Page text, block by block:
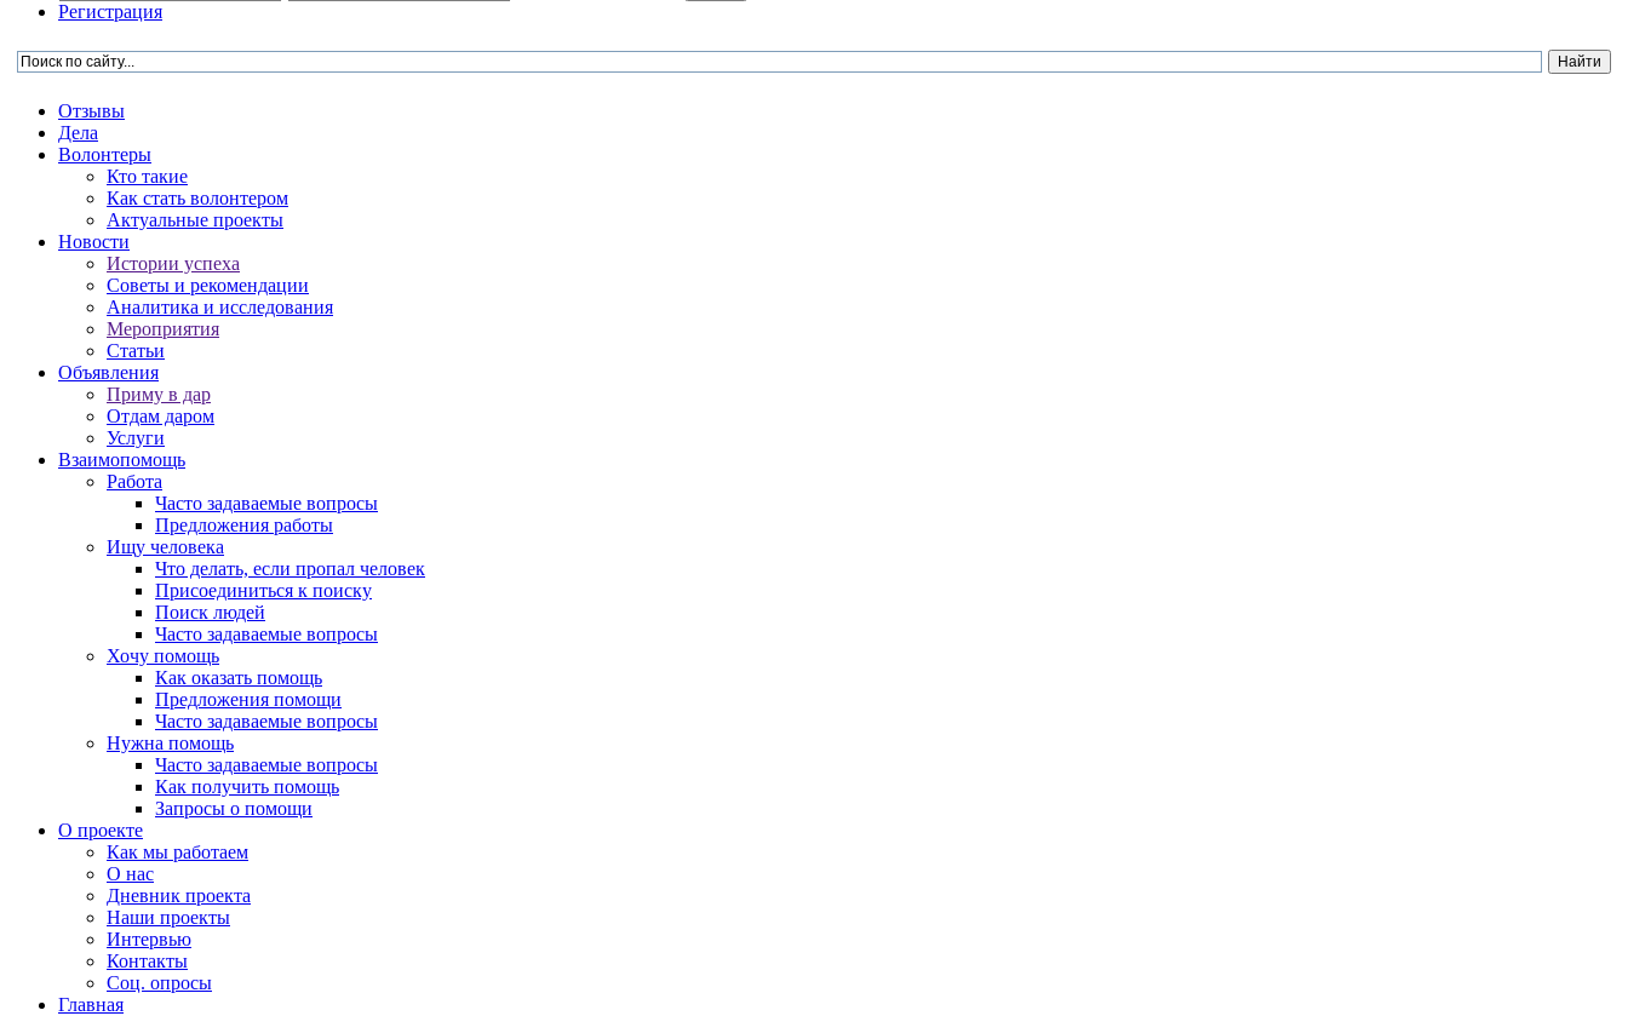
Регистрация
Отзывы
Дела
Волонтеры
Кто такие
Как стать волонтером
Актуальные проекты
Новости
Истории успеха
Советы и рекомендации
Аналитика и исследования
Мероприятия
Статьи
Объявления
Приму в дар
Отдам даром
Услуги
Взаимопомощь
Работа
Часто задаваемые вопросы
Предложения работы
Ищу человека
Что делать, если пропал человек
Присоединиться к поиску
Поиск людей
Часто задаваемые вопросы
Хочу помощь
Как оказать помощь
Предложения помощи
Часто задаваемые вопросы
Нужна помощь
Часто задаваемые вопросы
Как получить помощь
Запросы о помощи
О проекте
Как мы работаем
О нас
Дневник проекта
Наши проекты
Интервью
Контакты
Соц. опросы
Главная